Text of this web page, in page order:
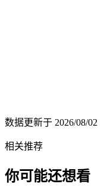
数据更新于 2026/08/02
相关推荐
你可能还想看